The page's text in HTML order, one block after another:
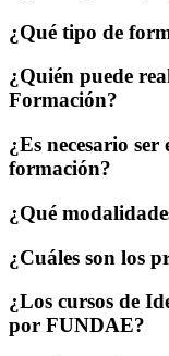
¿Qué tipo de
¿Quién puede
Formación?
¿Es necesario
formación?
¿Qué
¿Cuáles son los
¿Los cursos de
por FUNDAE?